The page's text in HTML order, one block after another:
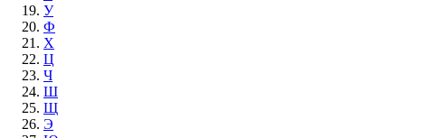
У
Ф
Х
Ц
Ч
Ш
Щ
Э